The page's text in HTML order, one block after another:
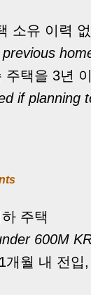
소유 이력
주택을 3년
if planning
하 주택
600M
개월 내 전입